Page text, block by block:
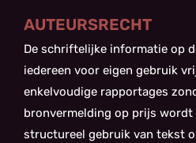
AUTEURSRECHT
De schriftelijke informatie op
iedereen voor eigen gebruik
enkelvoudige rapportages
bronvermelding op prijs wordt
structureel gebruik van tekst